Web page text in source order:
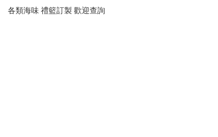
各類海味 禮籃訂製 歡迎查詢